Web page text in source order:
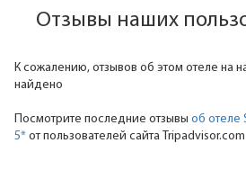
Отзывы наших
К сожалению, отзывов об этом отеле на
найдено
Посмотрите последние отзывы об отеле
5* от пользователей сайта Tripadvisor.com